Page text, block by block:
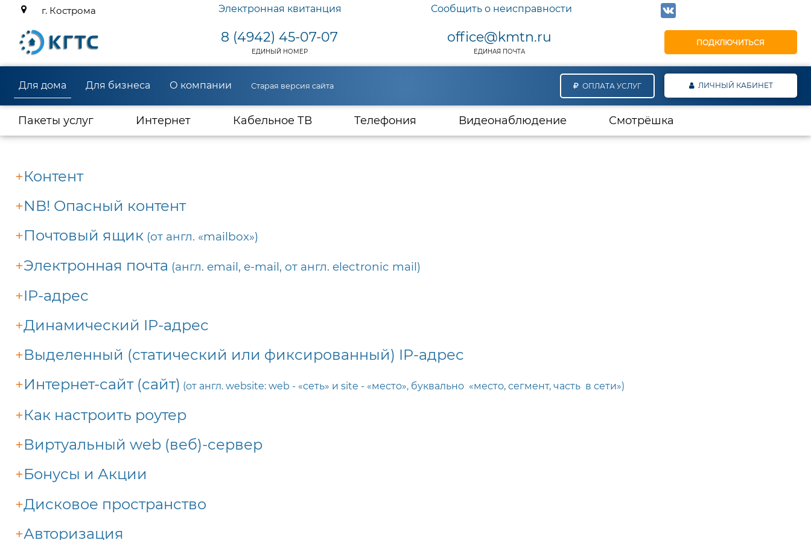
г. Кострома Электронная квитанция Сообщить о неисправности
8 (4942) 45-07-07
ЕДИНЫЙ НОМЕР
office@kmtn.ru
ЕДИНАЯ ПОЧТА
ПОДКЛЮЧИТЬСЯ
Для дома Для бизнеса О компании Старая версия сайта ОПЛАТА УСЛУГ ЛИЧНЫЙ КАБИНЕТ
Пакеты услуг Интернет(current)Кабельное ТВ Телефония Видеонаблюдение Смотрёшка
+Контент
+NB! Опасный контент
+Почтовый ящик (от англ. «mailbox»)
+Электронная почта (англ. email, e-mail, от англ. electronic mail)
+IP-адрес
+Динамический IP-адрес
+Выделенный (статический или фиксированный) IP-адрес
+Интернет-сайт (сайт) (от англ. website: web - «сеть» и site - «место», буквально «место, сегмент, часть в сети»)
+Как настроить роутер
+Виртуальный web (веб)-сервер
+Бонусы и Акции
+Дисковое пространство
+Авторизация